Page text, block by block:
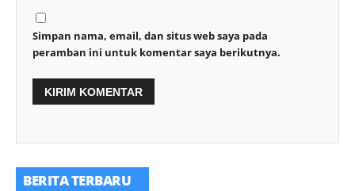
Simpan nama, email, dan situs web saya pada
peramban ini untuk komentar saya berikutnya.
BERITA TERBARU